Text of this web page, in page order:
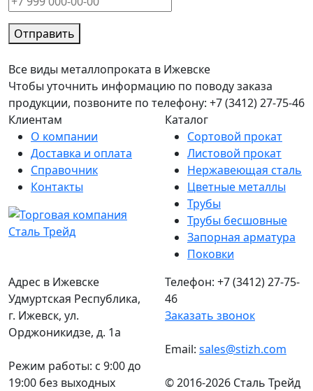
Отправить
Все виды металлопроката в Ижевске
Чтобы уточнить информацию по поводу заказа
продукции, позвоните по телефону: +7 (3412) 27-75-46
Клиентам
О компании
Доставка и оплата
Справочник
Контакты
Каталог
Сортовой прокат
Листовой прокат
Нержавеющая сталь
Цветные металлы
Трубы
Трубы бесшовные
Запорная арматура
Поковки
Адрес в Ижевске
Удмуртская Республика,
г. Ижевск, ул.
Орджоникидзе, д. 1а
Режим работы: c 9:00 до
19:00 без выходных
Телефон: +7 (3412) 27-75-
46
Заказать звонок
Email: sales@stizh.com
© 2016-2026 Сталь Трейд